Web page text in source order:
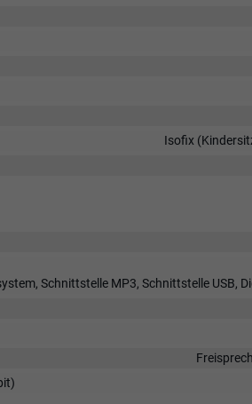
Isofix
Schnittstelle MP3, Schnittstelle USB,